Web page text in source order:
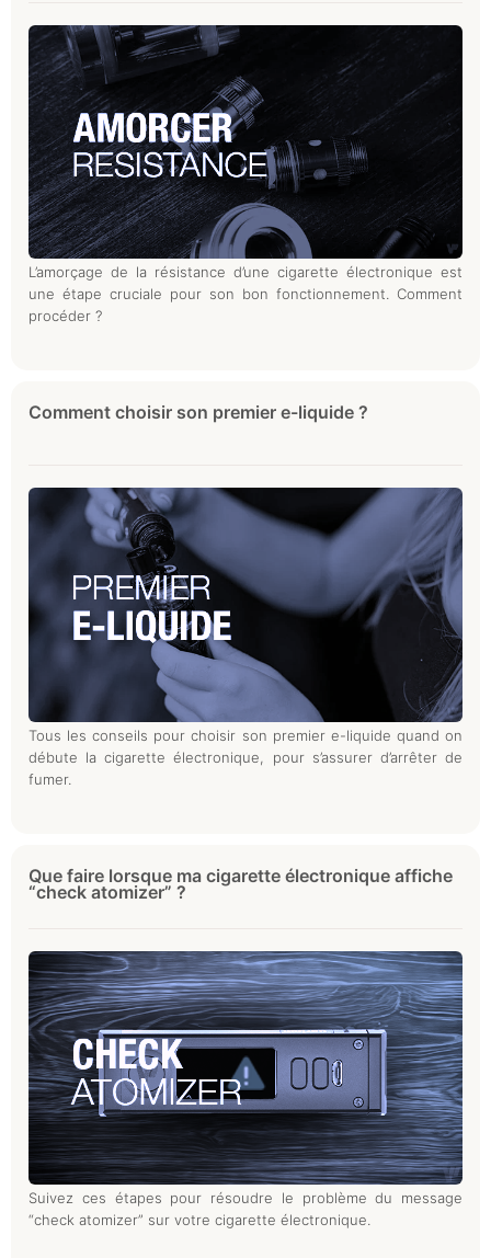
L’amorçage de la résistance d’une cigarette électronique est
une étape cruciale pour son bon fonctionnement. Comment
procéder ?
Comment choisir son premier e-liquide ?
Tous les conseils pour choisir son premier e-liquide quand on
débute la cigarette électronique, pour s’assurer d’arrêter de
fumer.
Que faire lorsque ma cigarette électronique affiche
“check atomizer” ?
Suivez ces étapes pour résoudre le problème du message
“check atomizer” sur votre cigarette électronique.